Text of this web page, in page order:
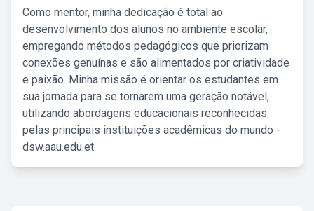
Como mentor, minha dedicação é total ao
desenvolvimento dos alunos no ambiente escolar,
empregando métodos pedagógicos que priorizam
conexões genuínas e são alimentados por criatividade
e paixão. Minha missão é orientar os estudantes em
sua jornada para se tornarem uma geração notável,
utilizando abordagens educacionais reconhecidas
pelas principais instituições acadêmicas do mundo -
dsw.aau.edu.et.